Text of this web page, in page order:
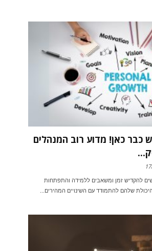
כבר כאן! מדוע רוב המנהלים
להקדיש זמן ומשאבים ללמידה והתפתחות
שלהם להתמודד עם השינויים המהירים...